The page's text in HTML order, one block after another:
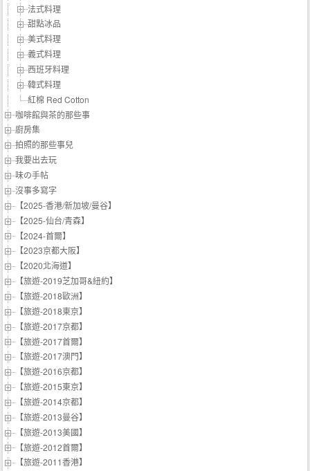
法式料理
甜點冰品
美式料理
義式料理
西班牙料理
韓式料理
紅棉 Red Cotton
咖啡館與茶的那些事
廚房集
拍照的那些事兒
我要出去玩
味の手帖‬
沒事多寫字
【2025-香港/新加坡/曼谷】
【2025-仙台/青森】
【2024-首爾】
【2023京都大阪】
【2020北海道】
【旅遊-2019芝加哥&紐約】
【旅遊-2018歐洲】
【旅遊-2018東京】
【旅遊-2017京都】
【旅遊-2017首爾】
【旅遊-2017澳門】
【旅遊-2016京都】
【旅遊-2015東京】
【旅遊-2014京都】
【旅遊-2013曼谷】
【旅遊-2013美國】
【旅遊-2012首爾】
【旅遊-2011香港】